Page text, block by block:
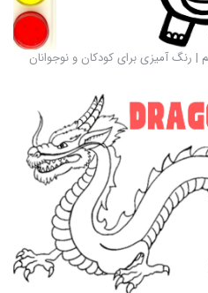
| رنگ آمیزی برای کودکان و نوجوانان